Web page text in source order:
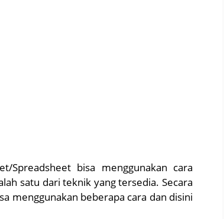
Spreadsheet bisa menggunakan cara
satu dari teknik yang tersedia. Secara
menggunakan beberapa cara dan disini